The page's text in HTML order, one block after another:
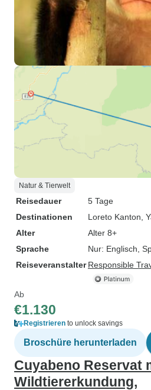
Natur & Tierwelt
Reisedauer
5 Tage
Destinationen
Loreto Kanton ,
Alter
Alter 8+
Sprache
Nur: Englisch,
Reiseveranstalter Responsible
Ab
€1.130
Registrieren to unlock savings
Broschüre herunterladen
Cuyabeno Reservat
Wildtiererkundung,